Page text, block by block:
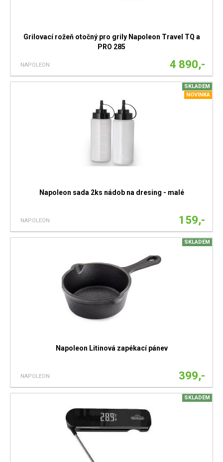
Grilovací rožeň otočný pro grily Napoleon Travel TQ a
PRO 285
NAPOLEON 4 890,-
SKLADEM
NOVINKA
Napoleon sada 2ks nádob na dresing - malé
NAPOLEON 159,-
SKLADEM
Napoleon Litinová zapékací pánev
NAPOLEON 399,-
SKLADEM